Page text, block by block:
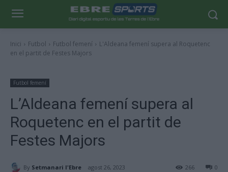
Inici Futbol Futbol femení
L'Aldeana femení supera al Roquetenc
en el partit de Festes Majors
Futbol femení
L’Aldeana femení supera al
Roquetenc en el partit de
Festes Majors
By Setmanari l'Ebre agost 26, 2023 0
266